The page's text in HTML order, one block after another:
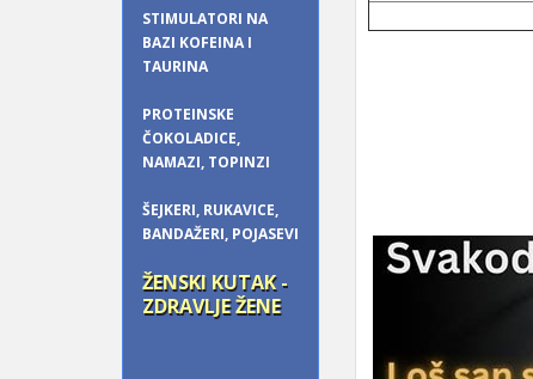
STIMULATORI NA
BAZI KOFEINA I
TAURINA
PROTEINSKE
ČOKOLADICE,
NAMAZI, TOPINZI
ŠEJKERI, RUKAVICE,
BANDAŽERI, POJASEVI
ŽENSKI KUTAK -
ZDRAVLJE ŽENE